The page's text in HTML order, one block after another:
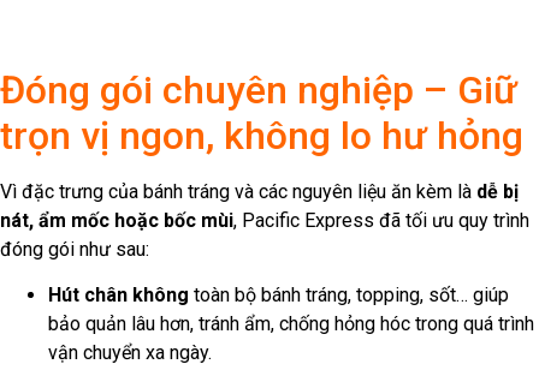
Đóng gói chuyên nghiệp – Giữ
trọn vị ngon, không lo hư hỏng
Vì đặc trưng của bánh tráng và các nguyên liệu ăn kèm là dễ bị
nát, ẩm mốc hoặc bốc mùi, Pacific Express đã tối ưu quy trình
đóng gói như sau:
Hút chân không toàn bộ bánh tráng, topping, sốt… giúp
bảo quản lâu hơn, tránh ẩm, chống hỏng hóc trong quá trình
vận chuyển xa ngày.